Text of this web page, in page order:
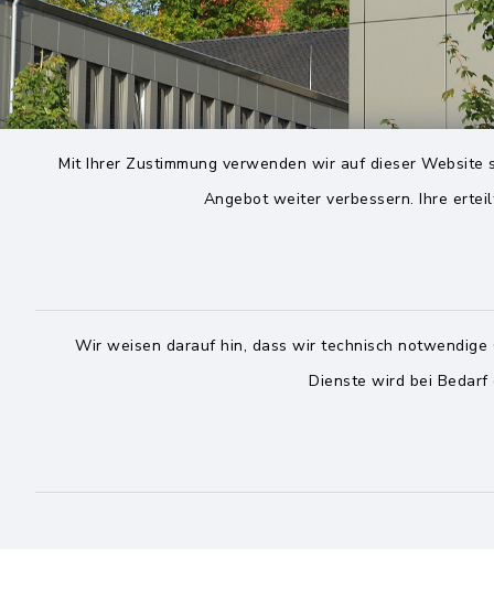
Mit Ihrer Zustimmung verwenden wir auf dieser
Angebot weiter verbessern. Ihre
Wir weisen darauf hin, dass wir technisch
Dienste wird bei